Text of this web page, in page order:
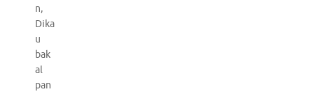
n,
Dika
u
bak
al
pan